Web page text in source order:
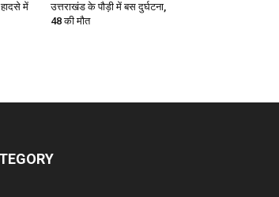
में
उत्तराखंड के पौड़ी में बस दुर्घटना,
48 की मौत